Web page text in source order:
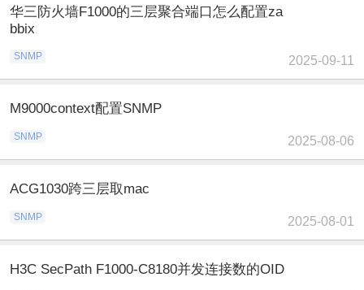
华三防火墙F1000的三层聚合端口怎么配置za
bbix
SNMP 2025-09-11
M9000context配置SNMP
SNMP 2025-08-06
ACG1030跨三层取mac
SNMP 2025-08-01
H3C SecPath F1000-C8180并发连接数的OID